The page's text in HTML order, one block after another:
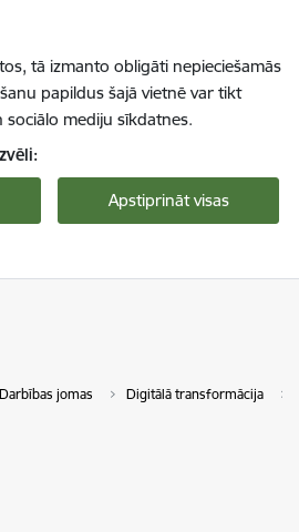
tā izmanto obligāti nepieciešamās
papildus šajā vietnē var tikt
mediju sīkdatnes.
Apstiprināt visas
Darbības jomas Digitālā transformācija